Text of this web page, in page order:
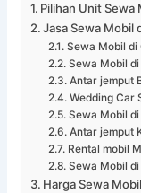
Pilihan Unit Sewa
Jasa Sewa Mobil
Sewa Mobil di
Sewa Mobil
Antar jemput
Wedding Car
Sewa Mobil
Antar jemput
Rental mobil
Sewa Mobil
Harga Sewa